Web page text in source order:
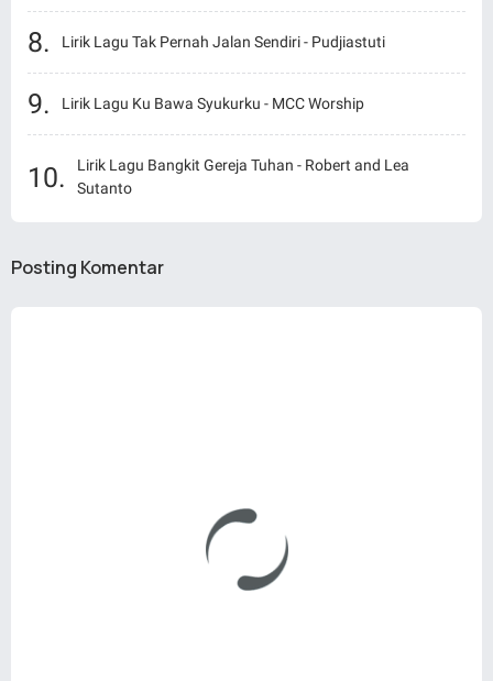
Lirik Lagu Tak Pernah Jalan Sendiri - Pudjiastuti
Lirik Lagu Ku Bawa Syukurku - MCC Worship
Lirik Lagu Bangkit Gereja Tuhan - Robert and Lea
Sutanto
Posting Komentar